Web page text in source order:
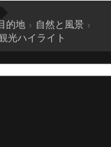
的地
自然と風景
光ハイライト